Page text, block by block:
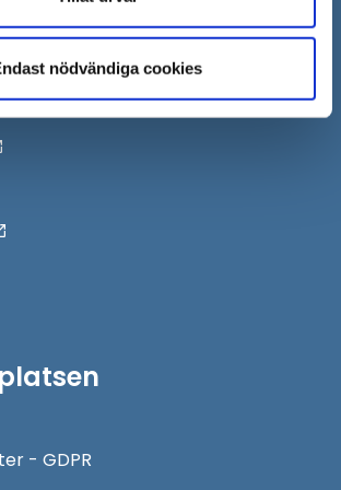
nödvändiga cookies
Öppna
i
nytt
- GDPR